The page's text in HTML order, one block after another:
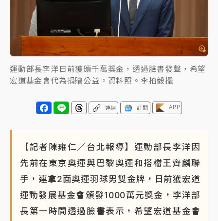
4800＋拖吊費
運動部長李洋日前獲頒千萬獎金，透過臉書發聲，希望
宏道基金會代為捐贈公益。資料照。李柏毅攝
連結 訂閱 APP
【記者陳雍仁／台北報導】運動部長李洋因
先前在東京奧運與巴黎奧運和搭檔王齊麟聯
手，連拿2面奧運羽球男雙金牌，日前獲宏道
運動發展基金會頒發1000萬元獎金，李洋部
長第一時間透過臉書表示，希望宏道基金會